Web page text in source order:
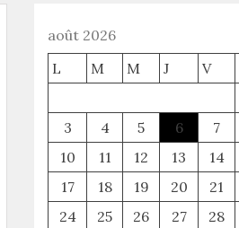
août 2026
L
M M J V
3
4 5 6 7
10
11 12 13 14
17
18 19 20 21
24
25 26 27 28